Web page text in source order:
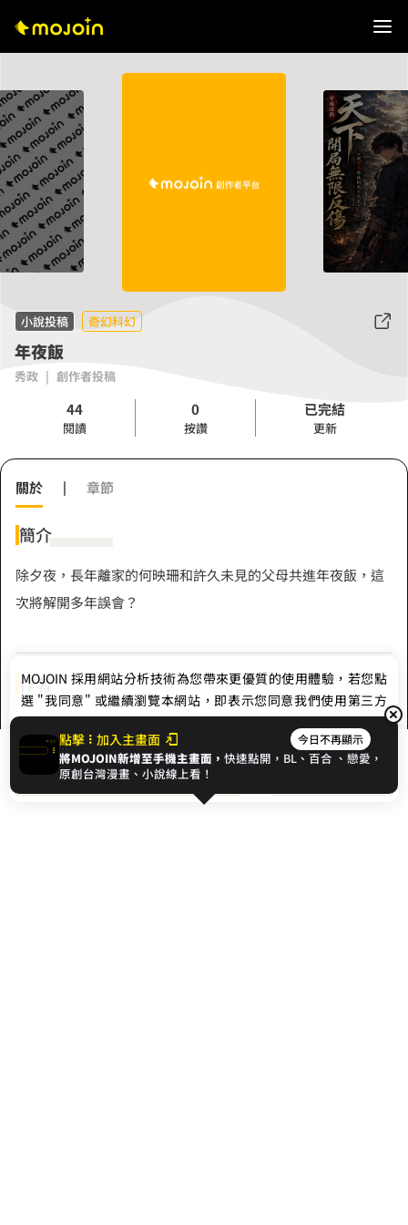
小說投稿 奇幻科幻
年夜飯
秀政 | 創作者投稿
44
閱讀
0
按讚
已完結
更新
開始閱讀
關於 | 章節
簡介
除夕夜，長年離家的何映珊和許久未見的父母共進年夜飯，這
次將解開多年誤會？
作者
秀政
Hashtag
點擊 加入主畫面 今日不再顯示
將MOJOIN新增至手機主畫面，快速點開，BL、百合 、戀愛，
原創台灣漫畫、小說線上看！
MOJOIN 採用網站分析技術為您帶來更優質的使用體驗，若您點
選 "我同意" 或繼續瀏覽本網站，即表示您同意我們使用第三方
Cookie，欲瞭解更多資訊請見隱私權政策。
我同意